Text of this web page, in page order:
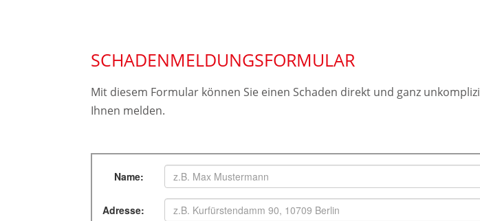
SCHADEN­MELDUNGS­FORMULAR
Mit diesem Formular können Sie einen Schaden direkt und ganz
Ihnen melden.